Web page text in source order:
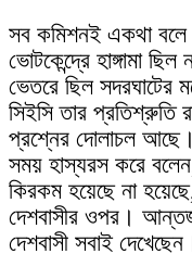
সব কমিশনই একথা
ভোটকেন্দ্রে হাঙ্গামা
ভেতরে ছিল সদরঘাটের
সিইসি তার প্রতিশ্রুতি
প্রশ্নের দোলাচল
সময় হাস্যরস করে
কিরকম হয়েছে না
দেশবাসীর ওপর।
দেশবাসী সবাই